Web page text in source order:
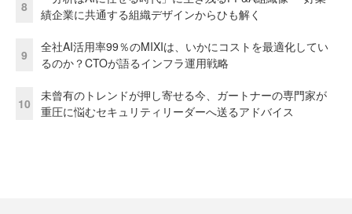
8
績企業に共通する組織デザインからひも解く
9
全社AI活用率99％のMIXIは、いかにコストを最適化してい
るのか？CTOが語るインフラ運用戦略
10
未曾有のトレンドが押し寄せる今、ガートナーの専門家が
重圧に悩むセキュリティリーダーへ送るアドバイス